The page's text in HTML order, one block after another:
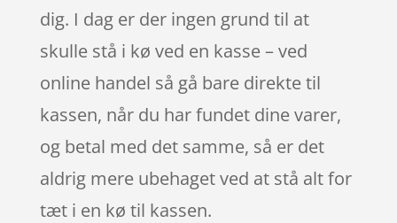
dig. I dag er der ingen grund til at
skulle stå i kø ved en kasse – ved
online handel så gå bare direkte til
kassen, når du har fundet dine varer,
og betal med det samme, så er det
aldrig mere ubehaget ved at stå alt for
tæt i en kø til kassen.